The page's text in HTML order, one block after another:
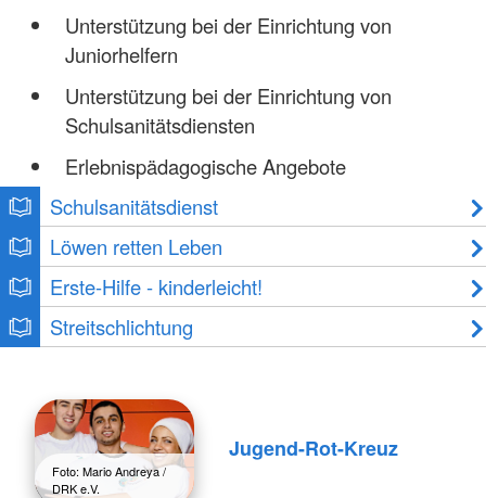
Unterstützung bei der Einrichtung von
Juniorhelfern
Unterstützung bei der Einrichtung von
Schulsanitätsdiensten
Erlebnispädagogische Angebote
Schulsanitätsdienst
Löwen retten Leben
Erste-Hilfe - kinderleicht!
Streitschlichtung
Foto: Mario Andreya /
DRK e.V.
Jugend-Rot-Kreuz